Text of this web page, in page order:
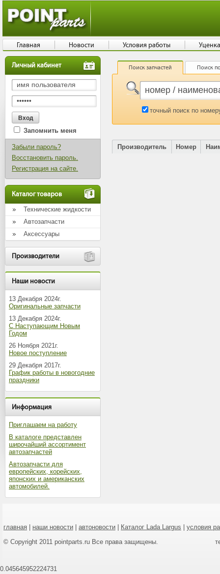
Личный кабинет
Запомнить меня
Забыли пароль?
Восстановить пароль.
Регистрация на сайте.
Каталог товаров
Технические жидкости
Автозапчасти
Аксессуары
Производители
Наши новости
13 Декабря 2024г.
Оригинальные запчасти
13 Декабря 2024г.
С Наступающим Новым
Годом
26 Ноября 2021г.
Новое поступление
29 Декабря 2017г.
График работы в новогодние
праздники
Информация
Приглашаем на работу
В каталоге представлен
широчайший ассортимент
автозапчастей
Автозапчасти для
европейских, корейских,
японских и американских
автомобилей.
Поиск запчастей Поиск
точный поиск по
Производитель Номер
главная наши новости автоновости Каталог Lada Largus
условия
© Copyright 2011 pointparts.ru Все права защищены.
Главная Новости Условия работы
0.045645952224731